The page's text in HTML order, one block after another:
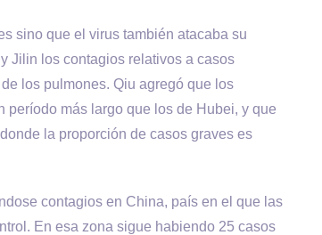
sino que el virus también atacaba su
Jilin los contagios relativos a casos
los pulmones. Qiu agregó que los
más largo que los de Hubei, y que
la proporción de casos graves es
contagios en China, país en el que las
En esa zona sigue habiendo 25 casos